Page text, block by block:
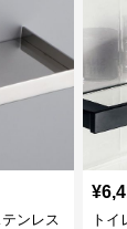
ンレス
¥
トイ